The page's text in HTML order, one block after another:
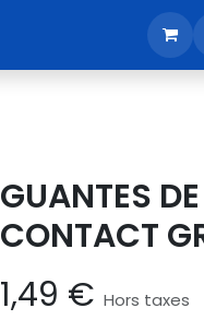
Revisión EPI365
GUANTES
CONTACT
1,49 € Hors taxes